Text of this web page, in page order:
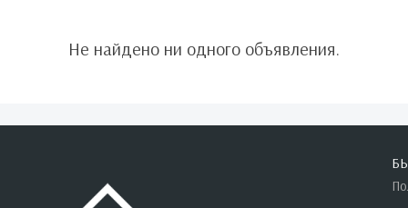
Не найдено ни одного объявления.